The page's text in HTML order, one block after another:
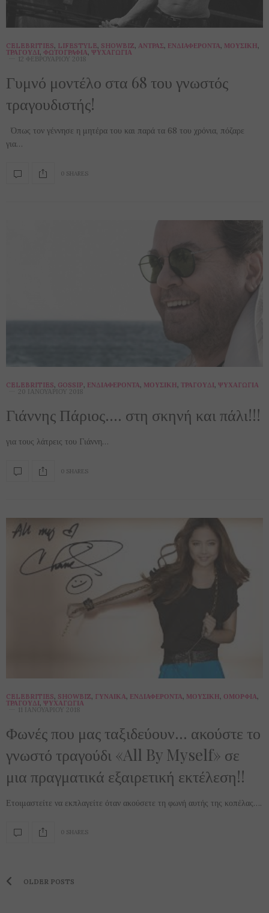
CELEBRITIES, LIFESTYLE, SHOWBIZ, ΆΝΤΡΑΣ, ΕΝΔΙΑΦΈΡΟΝΤΑ, ΜΟΥΣΙΚΉ,
ΤΡΑΓΟΎΔΙ, ΦΩΤΟΓΡΑΦΊΑ, ΨΥΧΑΓΩΓΊΑ
12 ΦΕΒΡΟΥΑΡΊΟΥ 2018
Γυμνό μοντέλο στα 68 του γνωστός
τραγουδιστής!
Όπως τον γέννησε η μητέρα του και παρά τα 68 του χρόνια, πόζαρε
για…
0 SHARES
CELEBRITIES, GOSSIP, ΕΝΔΙΑΦΈΡΟΝΤΑ, ΜΟΥΣΙΚΉ, ΤΡΑΓΟΎΔΙ, ΨΥΧΑΓΩΓΊΑ
20 ΙΑΝΟΥΑΡΊΟΥ 2018
Γιάννης Πάριος…. στη σκηνή και πάλι!!!
για τους λάτρεις του Γιάννη…
0 SHARES
CELEBRITIES, SHOWBIZ, ΓΥΝΑΊΚΑ, ΕΝΔΙΑΦΈΡΟΝΤΑ, ΜΟΥΣΙΚΉ, ΟΜΟΡΦΙΆ,
ΤΡΑΓΟΎΔΙ, ΨΥΧΑΓΩΓΊΑ
11 ΙΑΝΟΥΑΡΊΟΥ 2018
Φωνές που μας ταξιδεύουν… ακούστε το
γνωστό τραγούδι «All By Myself» σε
μια πραγματικά εξαιρετική εκτέλεση!!
Ετοιμαστείτε να εκπλαγείτε όταν ακούσετε τη φωνή αυτής της κοπέλας….
0 SHARES
OLDER POSTS